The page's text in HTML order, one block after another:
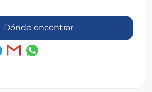
Dónde encontrar